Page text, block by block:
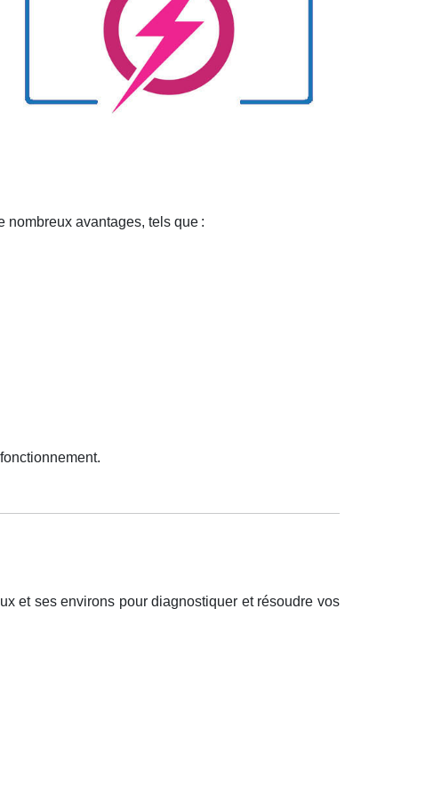
nombreux avantages, tels que :
et ses environs pour diagnostiquer et résoudre vos